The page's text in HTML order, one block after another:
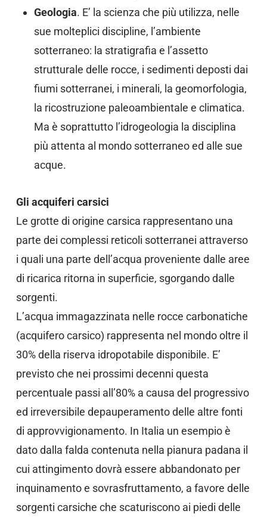
Geologia. E’ la scienza che più utilizza, nelle
sue molteplici discipline, l’ambiente
sotterraneo: la stratigrafia e l’assetto
strutturale delle rocce, i sedimenti deposti dai
fiumi sotterranei, i minerali, la geomorfologia,
la ricostruzione paleoambientale e climatica.
Ma è soprattutto l’idrogeologia la disciplina
più attenta al mondo sotterraneo ed alle sue
acque.
Gli acquiferi carsici
Le grotte di origine carsica rappresentano una
parte dei complessi reticoli sotterranei attraverso
i quali una parte dell’acqua proveniente dalle aree
di ricarica ritorna in superficie, sgorgando dalle
sorgenti.
L’acqua immagazzinata nelle rocce carbonatiche
(acquifero carsico) rappresenta nel mondo oltre il
30% della riserva idropotabile disponibile. E’
previsto che nei prossimi decenni questa
percentuale passi all’80% a causa del progressivo
ed irreversibile depauperamento delle altre fonti
di approvvigionamento. In Italia un esempio è
dato dalla falda contenuta nella pianura padana il
cui attingimento dovrà essere abbandonato per
inquinamento e sovrasfruttamento, a favore delle
sorgenti carsiche che scaturiscono ai piedi delle